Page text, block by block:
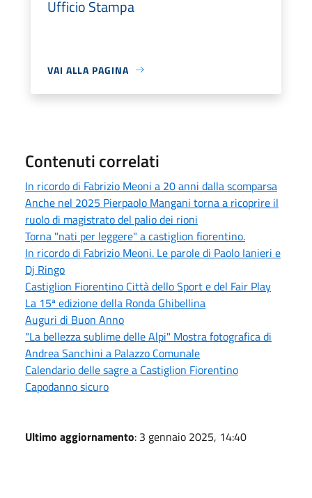
Ufficio Stampa
VAI ALLA PAGINA
Contenuti correlati
In ricordo di Fabrizio Meoni a 20 anni dalla scomparsa
Anche nel 2025 Pierpaolo Mangani torna a ricoprire il
ruolo di magistrato del palio dei rioni
Torna "nati per leggere" a castiglion fiorentino.
In ricordo di Fabrizio Meoni. Le parole di Paolo Ianieri e
Dj Ringo
Castiglion Fiorentino Città dello Sport e del Fair Play
La 15ª edizione della Ronda Ghibellina
Auguri di Buon Anno
"La bellezza sublime delle Alpi" Mostra fotografica di
Andrea Sanchini a Palazzo Comunale
Calendario delle sagre a Castiglion Fiorentino
Capodanno sicuro
Ultimo aggiornamento: 3 gennaio 2025, 14:40